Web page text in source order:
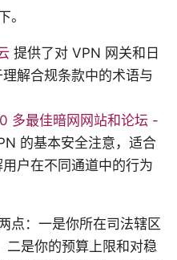
。
提供了对 VPN 网关和日
解合规条款中的术语与
多最佳暗网网站和论坛 -
的基本安全注意，适合
户在不同通道中的行为
点：一是你所在司法辖区
二是你的预算上限和对稳